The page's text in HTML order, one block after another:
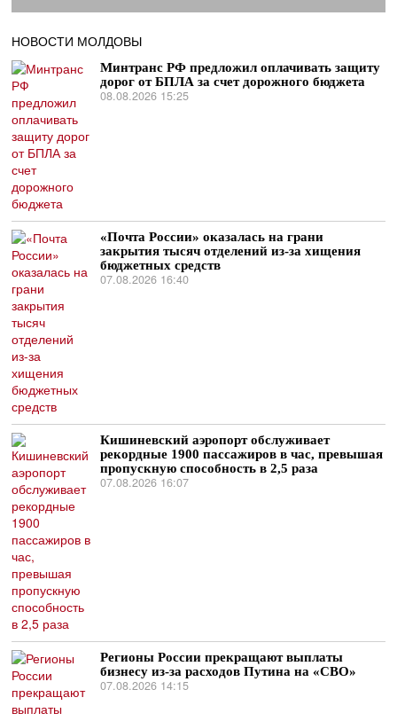
НОВОСТИ МОЛДОВЫ
Минтранс РФ предложил оплачивать защиту
дорог от БПЛА за счет дорожного бюджета
08.08.2026 15:25
«Почта России» оказалась на грани
закрытия тысяч отделений из-за хищения
бюджетных средств
07.08.2026 16:40
Кишиневский аэропорт обслуживает
рекордные 1900 пассажиров в час, превышая
пропускную способность в 2,5 раза
07.08.2026 16:07
Регионы России прекращают выплаты
бизнесу из-за расходов Путина на «СВО»
07.08.2026 14:15